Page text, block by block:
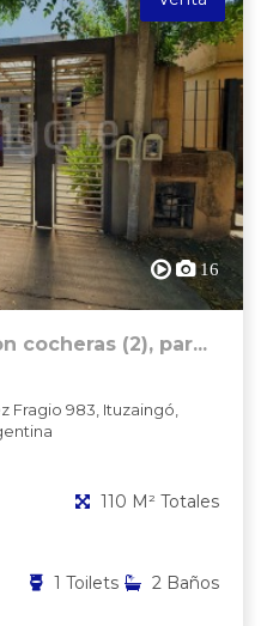
16
cocheras (2), par...
Fragio 983, Ituzaingó,
110 M² Totales
2 Baños
1 Toilets